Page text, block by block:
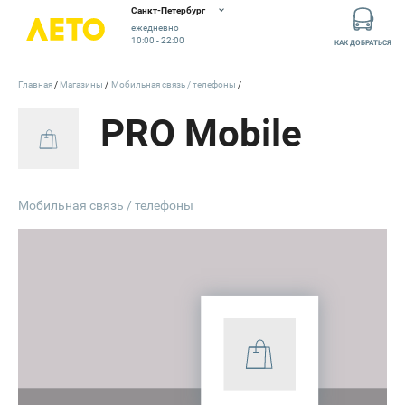
Санкт-Петербург
ежедневно
10:00 - 22:00
КАК ДОБРАТЬСЯ
PRO Mobile
Мобильная связь / телефоны
Главная Магазины Мобильная связь / телефоны